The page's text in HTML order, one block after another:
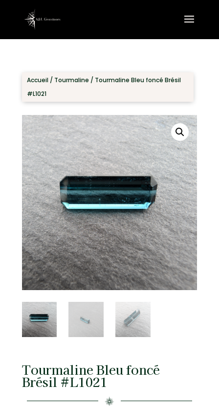
Accueil/ Tourmaline / Tourmaline Bleu foncé Brésil
#L1021
Tourmaline Bleu foncé
Brésil #L1021